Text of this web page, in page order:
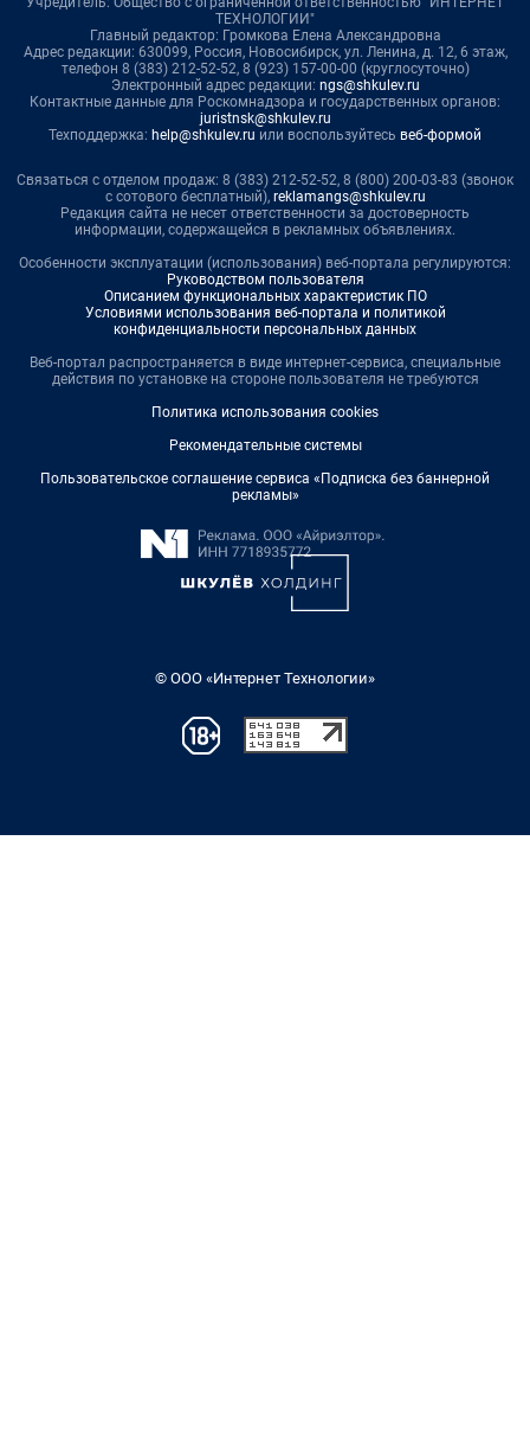
ТЕХНОЛОГИИ"
Главный редактор: Громкова Елена Александровна
Адрес редакции: 630099, Россия, Новосибирск, ул. Ленина, д. 12, 6 этаж,
телефон 8 (383) 212-52-52, 8 (923) 157-00-00 (круглосуточно)
Электронный адрес редакции: ngs@shkulev.ru
Контактные данные для Роскомнадзора и государственных органов:
juristnsk@shkulev.ru
Техподдержка: help@shkulev.ru или воспользуйтесь веб-формой
Связаться с отделом продаж: 8 (383) 212-52-52, 8 (800) 200-03-83 (звонок
с сотового бесплатный), reklamangs@shkulev.ru
Редакция сайта не несет ответственности за достоверность
информации, содержащейся в рекламных объявлениях.
Особенности эксплуатации (использования) веб-портала регулируются:
Руководством пользователя
Описанием функциональных характеристик ПО
Условиями использования веб-портала и политикой
конфиденциальности персональных данных
Веб-портал распространяется в виде интернет-сервиса, специальные
действия по установке на стороне пользователя не требуются
Политика использования cookies
Рекомендательные системы
Пользовательское соглашение сервиса «Подписка без баннерной
рекламы»
© ООО «Интернет Технологии»